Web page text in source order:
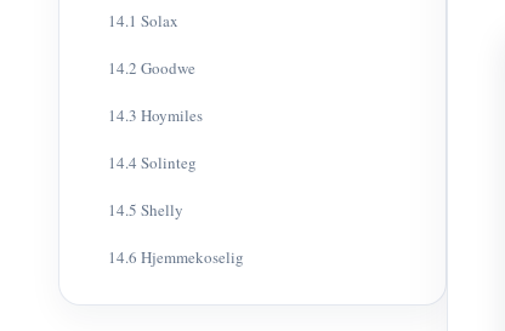
14.1 Solax
14.2 Goodwe
14.3 Hoymiles
14.4 Solinteg
14.5 Shelly
14.6 Hjemmekoselig